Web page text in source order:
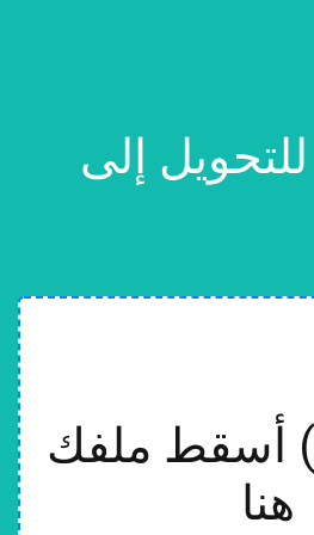
اختر BMP للتحويل إلى
أسقط ملفك
هنا